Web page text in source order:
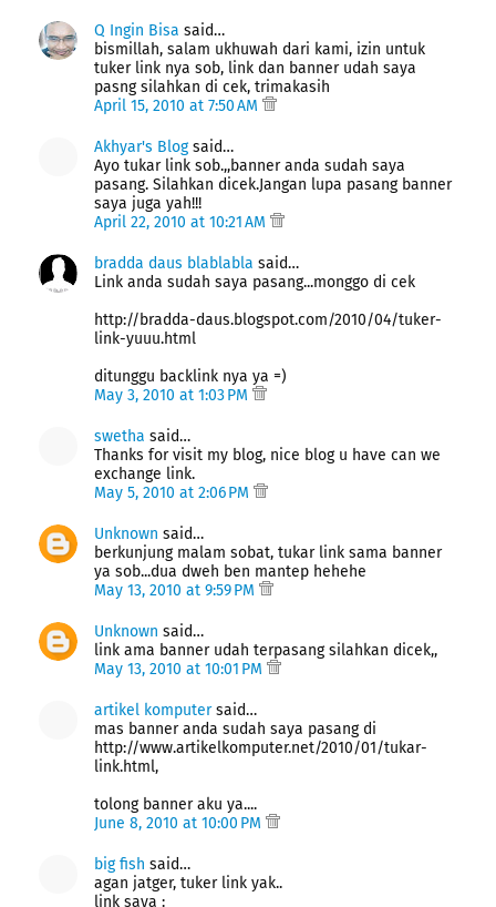
Q Ingin Bisa said…
bismillah, salam ukhuwah dari kami, izin untuk
tuker link nya sob, link dan banner udah saya
pasng silahkan di cek, trimakasih
April 15, 2010 at 7:50 AM
Akhyar's Blogsaid…
Ayo tukar link sob.,,banner anda sudah saya
pasang. Silahkan dicek.Jangan lupa pasang banner
saya juga yah!!!
April 22, 2010 at 10:21 AM
bradda daus blablabla said…
Link anda sudah saya pasang...monggo di cek
http://bradda-daus.blogspot.com/2010/04/tuker-
link-yuuu.html
ditunggu backlink nya ya =)
May 3, 2010 at 1:03 PM
swetha said…
Thanks for visit my blog, nice blog u have can we
exchange link.
May 5, 2010 at 2:06 PM
Unknown said…
berkunjung malam sobat, tukar link sama banner
ya sob...dua dweh ben mantep hehehe
May 13, 2010 at 9:59 PM
Unknown said…
link ama banner udah terpasang silahkan dicek,,
May 13, 2010 at 10:01 PM
artikel komputersaid…
mas banner anda sudah saya pasang di
http://www.artikelkomputer.net/2010/01/tukar-
link.html,
tolong banner aku ya....
June 8, 2010 at 10:00 PM
big fish said…
agan jatger, tuker link yak..
link saya :